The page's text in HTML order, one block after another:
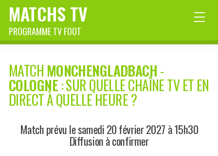
MATCHS TV
PROGRAMME TV FOOT
MATCH MONCHENGLADBACH-
COLOGNE: SUR QUELLE CHAÎNE TV ET EN
DIRECT À QUELLE HEURE ?
Match prévu le samedi 20 février 2027 à 15h30
Diffusion à confirmer